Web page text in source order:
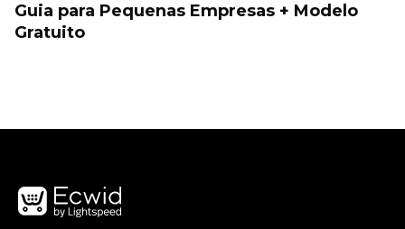
Guia para Pequenas Empresas + Modelo
Gratuito